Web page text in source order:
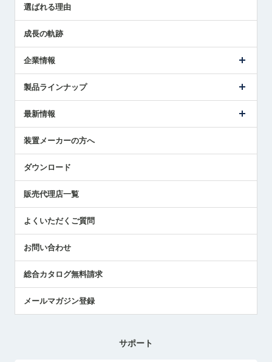
解決策提案
選ばれる理由
成長の軌跡
企業情報
ごあいさつ
受賞履歴
採用情報
国/地域/言語
製品ラインナップ
ツールセッタ製品
エアマイクロセンサ製品
最新情報
メトロールの技術
社員ブログ
中小企業のBCP地震対策
センサのテクニカルガイド
社長ブログ
装置メーカーの方へ
ダウンロード
販売代理店一覧
よくいただくご質問
お問い合わせ
総合カタログ無料請求
メールマガジン登録
サポート